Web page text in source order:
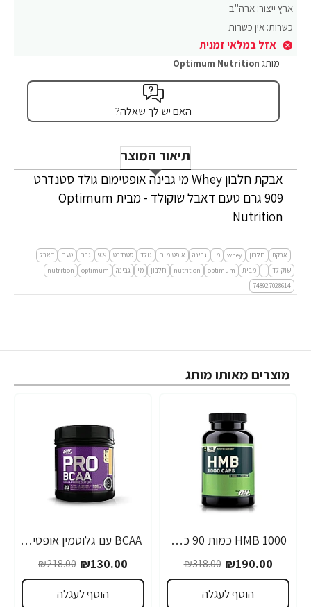
ארץ ייצור: ארה"ב
כשרות: אין כשרות
אזל במלאי זמנית
מותג Optimum Nutrition
האם יש לך שאלה?
תיאור המוצר
אבקת חלבון Whey מי גבינה אופטימום גולד סטנדרט
909 גרם טעם דאבל שוקולד - מבית Optimum
Nutrition
אבקת חלבון whey מי גבינה אופטימום גולד סטנדרט 909 גרם טעם
דאבל
שוקולד
- מבית optimum
nutrition חלבון מי גבינה optimum
nutrition
748927028614
מוצרים מאותו מותג
-40%
1000 HMB כמות 90 כמוסות מבית Optimum Nutrition
₪190.00
₪318.00
הוסף לעגלה
-40%
BCAA עם גלוטמין אופטימום פרו סירייס טעם אפרסק מנגו 390 גרם - מבית Optimum Nutrition
₪130.00
₪218.00
הוסף לעגלה